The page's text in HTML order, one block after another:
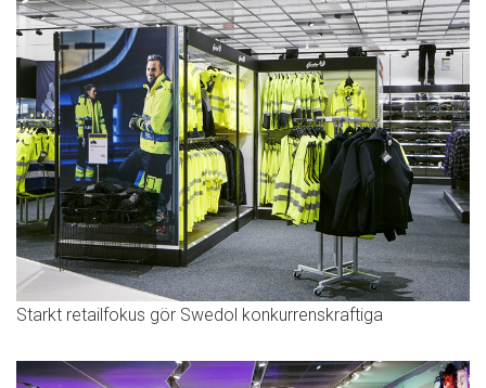
Starkt retailfokus gör Swedol konkurrenskraftiga